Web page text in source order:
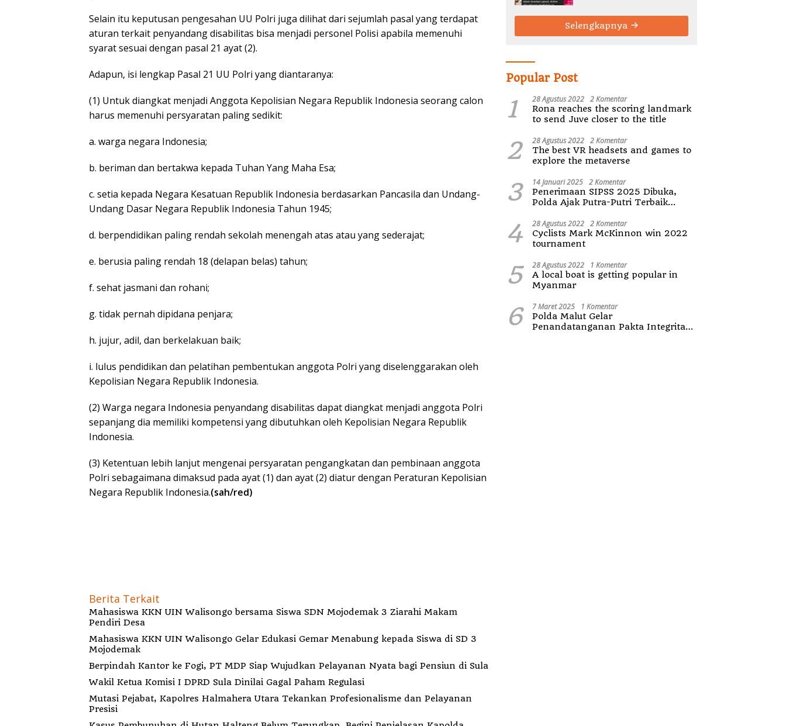
Selain itu keputusan pengesahan UU Polri juga dilihat dari sejumlah pasal yang terdapat
aturan terkait penyandang disabilitas bisa menjadi personel Polisi apabila memenuhi
syarat sesuai dengan pasal 21 ayat (2).
Adapun, isi lengkap Pasal 21 UU Polri yang diantaranya:
(1) Untuk diangkat menjadi Anggota Kepolisian Negara Republik Indonesia seorang calon
harus memenuhi persyaratan paling sedikit:
a. warga negara Indonesia;
b. beriman dan bertakwa kepada Tuhan Yang Maha Esa;
c. setia kepada Negara Kesatuan Republik Indonesia berdasarkan Pancasila dan Undang-
Undang Dasar Negara Republik Indonesia Tahun 1945;
d. berpendidikan paling rendah sekolah menengah atas atau yang sederajat;
e. berusia paling rendah 18 (delapan belas) tahun;
f. sehat jasmani dan rohani;
g. tidak pernah dipidana penjara;
h. jujur, adil, dan berkelakuan baik;
i. lulus pendidikan dan pelatihan pembentukan anggota Polri yang diselenggarakan oleh
Kepolisian Negara Republik Indonesia.
(2) Warga negara Indonesia penyandang disabilitas dapat diangkat menjadi anggota Polri
sepanjang dia memiliki kompetensi yang dibutuhkan oleh Kepolisian Negara Republik
Indonesia.
(3) Ketentuan lebih lanjut mengenai persyaratan pengangkatan dan pembinaan anggota
Polri sebagaimana dimaksud pada ayat (1) dan ayat (2) diatur dengan Peraturan Kepolisian
Negara Republik Indonesia.(sah/red)
Berita Terkait
Mahasiswa KKN UIN Walisongo bersama Siswa SDN Mojodemak 3 Ziarahi Makam
Pendiri Desa
Mahasiswa KKN UIN Walisongo Gelar Edukasi Gemar Menabung kepada Siswa di SD 3
Mojodemak
Berpindah Kantor ke Fogi, PT MDP Siap Wujudkan Pelayanan Nyata bagi Pensiun di Sula
Wakil Ketua Komisi I DPRD Sula Dinilai Gagal Paham Regulasi
Mutasi Pejabat, Kapolres Halmahera Utara Tekankan Profesionalisme dan Pelayanan
Presisi
Selengkapnya
Popular Post
1 28 Agustus 2022 2 Komentar
Rona reaches the scoring landmark
to send Juve closer to the title
2 28 Agustus 2022 2 Komentar
The best VR headsets and games to
explore the metaverse
3 14 Januari 2025 2 Komentar
Penerimaan SIPSS 2025 Dibuka,
Polda Ajak Putra-Putri Terbaik
4 28 Agustus 2022 2 Komentar
Cyclists Mark McKinnon win 2022
tournament
5 28 Agustus 2022 1 Komentar
A local boat is getting popular in
Myanmar
6 7 Maret 2025 1 Komentar
Polda Malut Gelar
Penandatanganan Pakta Integritas